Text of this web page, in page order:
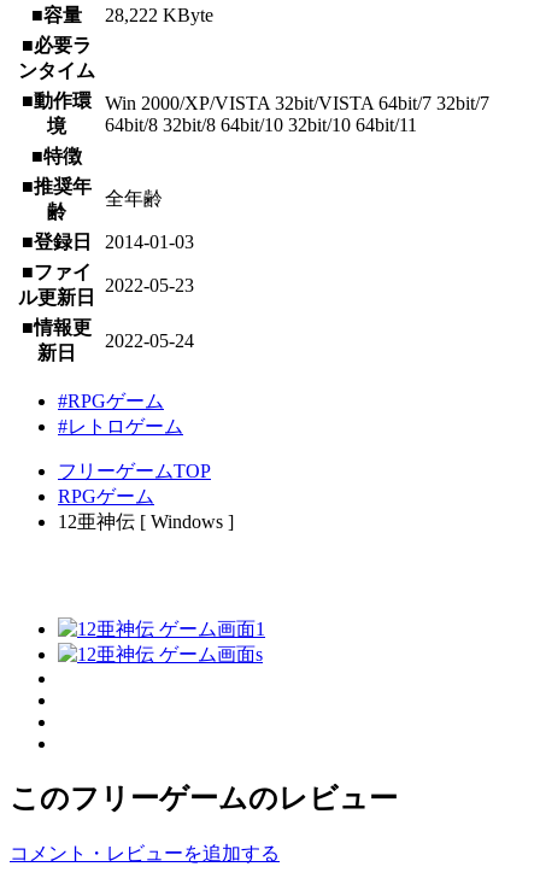
■容量
28,222 KByte
■必要ラ
ンタイム
■動作環
境
Win 2000/XP/VISTA 32bit/VISTA 64bit/7 32bit/7
64bit/8 32bit/8 64bit/10 32bit/10 64bit/11
■特徴
■推奨年
齢
全年齢
■登録日
2014-01-03
■ファイ
ル更新日
2022-05-23
■情報更
新日
2022-05-24
#RPGゲーム
#レトロゲーム
フリーゲームTOP
RPGゲーム
12亜神伝 [ Windows ]
このフリーゲームのレビュー
コメント・レビューを追加する